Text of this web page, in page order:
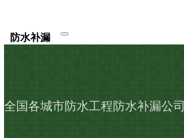
防水补漏
全国各城市防水工程防水补漏公司